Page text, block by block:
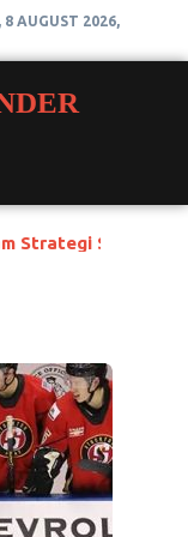
8 AUGUST 2026,
Strategi Stockton